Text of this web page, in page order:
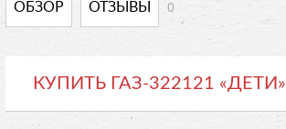
ОБЗОР ОТЗЫВЫ 0
КУПИТЬ ГАЗ-322121 «ДЕТИ»